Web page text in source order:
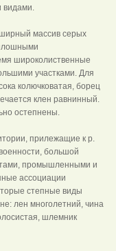
видами.
массив серых
широколиственные
участками. Для
колючковатая, борец
клен равнинный.
остепнены.
прилежащие к р.
большой
промышленными и
ассоциации
степные виды
лен многолетний, чина
шлемник